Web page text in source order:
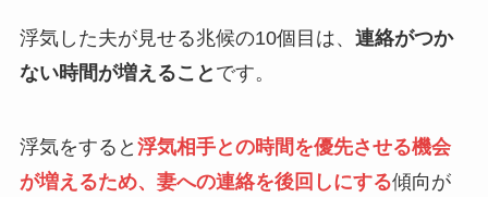
浮気した夫が見せる兆候の10個目は、 連絡がつか
ない時間が増えること です。
浮気をすると 浮気相手との時間を優先させる機会
が増えるため、妻への連絡を後回しにする傾向が